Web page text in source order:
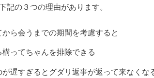
記の３つの理由があります。
から会うまでの期間を考慮すると
構ってちゃんを排除できる
が遅すぎるとグダリ返事が返って来なくな